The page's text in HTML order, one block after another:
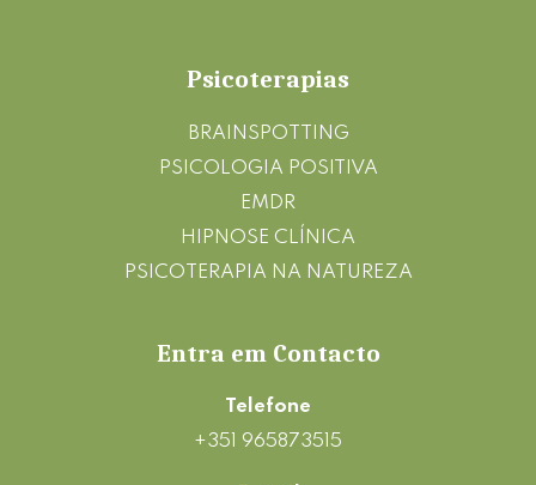
Psicoterapias
BRAINSPOTTING
PSICOLOGIA POSITIVA
EMDR
HIPNOSE CLÍNICA
PSICOTERAPIA NA NATUREZA
Entra em Contacto
Telefone
+351 965873515